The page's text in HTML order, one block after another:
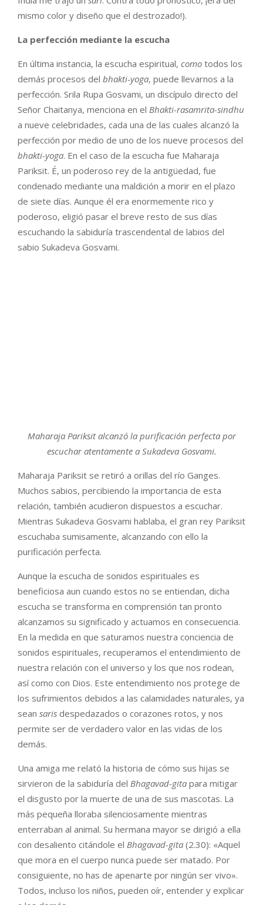
mismo color y diseño que el destrozado!).
La perfección mediante la escucha
En última instancia, la escucha espiritual, como todos los
demás procesos del bhakti-yoga, puede llevarnos a la
perfección. Srila Rupa Gosvami, un discípulo directo del
Señor Chaitanya, menciona en el Bhakti-rasamrita-sindhu
a nueve celebridades, cada una de las cuales alcanzó la
perfección por medio de uno de los nueve procesos del
bhakti-yoga. En el caso de la escucha fue Maharaja
Pariksit. É, un poderoso rey de la antigüedad, fue
condenado mediante una maldición a morir en el plazo
de siete días. Aunque él era enormemente rico y
poderoso, eligió pasar el breve resto de sus días
escuchando la sabiduría trascendental de labios del
sabio Sukadeva Gosvami.
Maharaja Pariksit alcanzó la purificación perfecta por
escuchar atentamente a Sukadeva Gosvami.
Maharaja Pariksit se retiró a orillas del río Ganges.
Muchos sabios, percibiendo la importancia de esta
relación, también acudieron dispuestos a escuchar.
Mientras Sukadeva Gosvami hablaba, el gran rey Pariksit
escuchaba sumisamente, alcanzando con ello la
purificación perfecta.
Aunque la escucha de sonidos espirituales es
beneficiosa aun cuando estos no se entiendan, dicha
escucha se transforma en comprensión tan pronto
alcanzamos su significado y actuamos en consecuencia.
En la medida en que saturamos nuestra conciencia de
sonidos espirituales, recuperamos el entendimiento de
nuestra relación con el universo y los que nos rodean,
así como con Dios. Este entendimiento nos protege de
los sufrimientos debidos a las calamidades naturales, ya
sean saris despedazados o corazones rotos, y nos
permite ser de verdadero valor en las vidas de los
demás.
Una amiga me relató la historia de cómo sus hijas se
sirvieron de la sabiduría del Bhagavad-gita para mitigar
el disgusto por la muerte de una de sus mascotas. La
más pequeña lloraba silenciosamente mientras
enterraban al animal. Su hermana mayor se dirigió a ella
con desaliento citándole el Bhagavad-gita (2.30): «Aquel
que mora en el cuerpo nunca puede ser matado. Por
consiguiente, no has de apenarte por ningún ser vivo».
Todos, incluso los niños, pueden oír, entender y explicar